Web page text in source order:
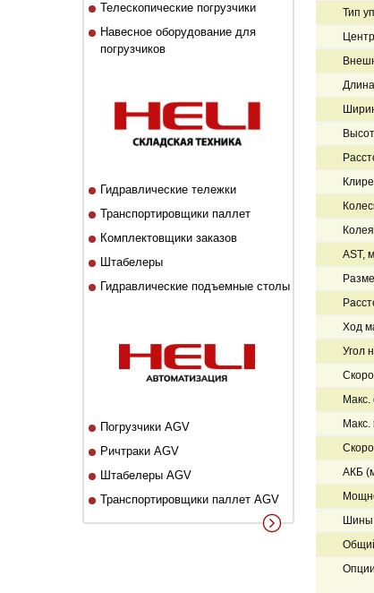
Телескопические погрузчики
Навесное оборудование для
погрузчиков
Гидравлические тележки
Транспортировщики паллет
Комплектовщики заказов
Штабелеры
Гидравлические подъемные столы
Погрузчики AGV
Ричтраки AGV
Штабелеры AGV
Транспортировщики паллет AGV
Тип
AST,
Ход
Угол
Макс.
Макс.
АКБ
Шины
Опции